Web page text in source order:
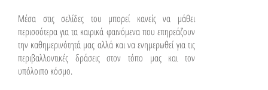
Μέσα στις σελίδες του μπορεί κανείς να μάθει
περισσότερα για τα καιρικά φαινόμενα που επηρεάζουν
την καθημερινότητά μας αλλά και να ενημερωθεί για τις
περιβαλλοντικές δράσεις στον τόπο μας και τον
υπόλοιπο κόσμο.